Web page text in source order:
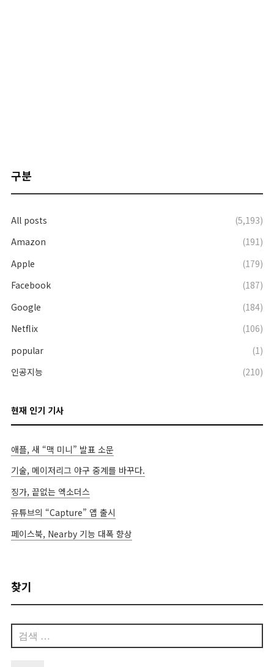
구분
All posts
(5,193)
Amazon
(191)
Apple
(179)
Facebook
(187)
Google
(184)
Netflix
(106)
popular
(1)
인공지능
(210)
현재 인기 기사
애플, 새 “맥 미니” 발표 소문
기술, 메이저리그 야구 중계를 바꾸다.
징가, 끝없는 엑소더스
유튜브의 “Capture” 앱 출시
페이스북, Nearby 기능 대폭 향상
찾기
색: